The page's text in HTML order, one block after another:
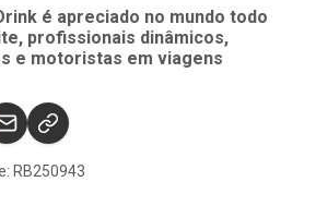
é apreciado no mundo todo
profissionais dinâmicos,
e motoristas em viagens
RB250943